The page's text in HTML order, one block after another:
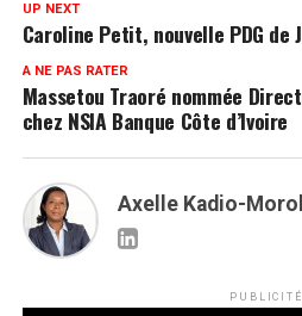
UP NEXT
Caroline Petit, nouvelle PDG de
A NE PAS RATER
Massetou Traoré nommée
chez NSIA Banque Côte d’Ivoire
Axelle Kadio-
PUBLICITÉ